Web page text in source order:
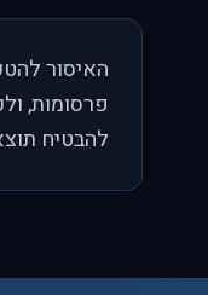
האיסור
פרסומות,
להבטיח